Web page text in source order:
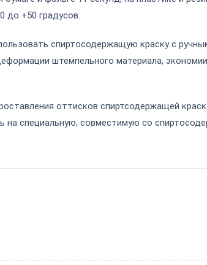
до +50 градусов.
спиртосодержащую краску с
штемпельного материала,
оттисков спиртсодержащей
на специальную, совместимую со